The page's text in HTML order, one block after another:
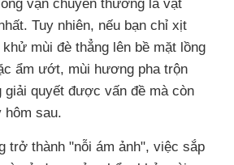
vận chuyển thường là vật
Tuy nhiên, nếu bạn chỉ xịt
mùi đè thẳng lên bề mặt lồng
ẩm ướt, mùi hương pha trộn
giải quyết được vấn đề mà còn
hôm sau.
trở thành "nỗi ám ảnh", việc sắp